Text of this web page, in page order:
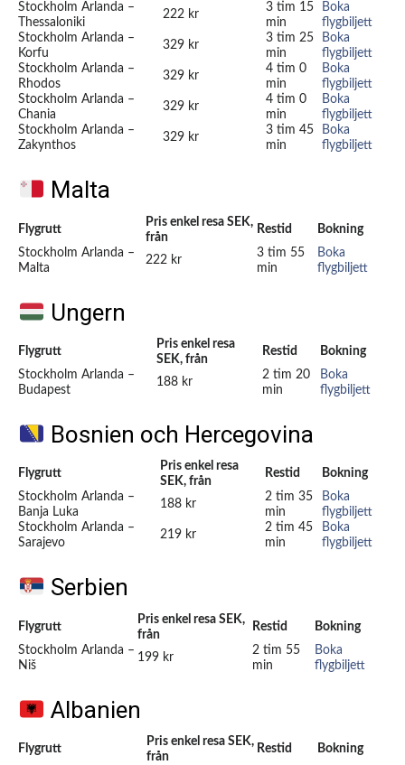
Stockholm Arlanda –
Thessaloniki
222 kr
3 tim 15
min
Boka
flygbiljett
Stockholm Arlanda –
Korfu
329 kr
3 tim 25
min
Boka
flygbiljett
Stockholm Arlanda –
Rhodos
329 kr
4 tim 0
min
Boka
flygbiljett
Stockholm Arlanda –
Chania
329 kr
4 tim 0
min
Boka
flygbiljett
Stockholm Arlanda –
Zakynthos
329 kr
3 tim 45
min
Boka
flygbiljett
Malta
Flygrutt
Pris enkel resa SEK,
från
Restid
Bokning
Stockholm Arlanda –
Malta
222 kr
3 tim 55
min
Boka
flygbiljett
Ungern
Flygrutt
Pris enkel resa
SEK, från
Restid
Bokning
Stockholm Arlanda –
Budapest
188 kr
2 tim 20
min
Boka
flygbiljett
Bosnien och Hercegovina
Flygrutt
Pris enkel resa
SEK, från
Restid
Bokning
Stockholm Arlanda –
Banja Luka
188 kr
2 tim 35
min
Boka
flygbiljett
Stockholm Arlanda –
Sarajevo
219 kr
2 tim 45
min
Boka
flygbiljett
Serbien
Flygrutt
Pris enkel resa SEK,
från
Restid
Bokning
Stockholm Arlanda –
Niš
199 kr
2 tim 55
min
Boka
flygbiljett
Albanien
Flygrutt
Pris enkel resa SEK,
från
Restid
Bokning